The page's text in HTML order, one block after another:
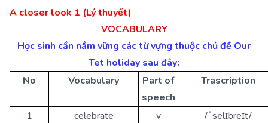
A closer look 1 (Lý thuyết)
VOCABULARY
Học sinh cần nắm vững các từ vựng thuộc chủ đề Our
Tet holiday sau đây:
No
Vocabulary
Part of
speech
Trascription
1 celebrate v
/ˈselɪbreɪt/